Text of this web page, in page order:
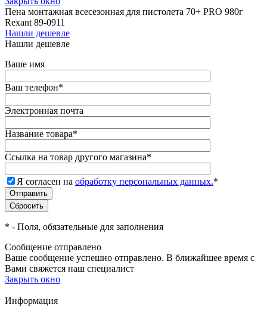
Пена монтажная всесезонная для пистолета 70+ PRO 980г
Rexant 89-0911
Нашли дешевле
Нашли дешевле
Ваше имя
Ваш телефон*
Электронная почта
Название товара*
Ссылка на товар другого магазина*
Я согласен на обработку персональных данных.*
* - Поля, обязательные для заполнения
Сообщение отправлено
Ваше сообщение успешно отправлено. В ближайшее время с
Вами свяжется наш специалист
Закрыть окно
Информация